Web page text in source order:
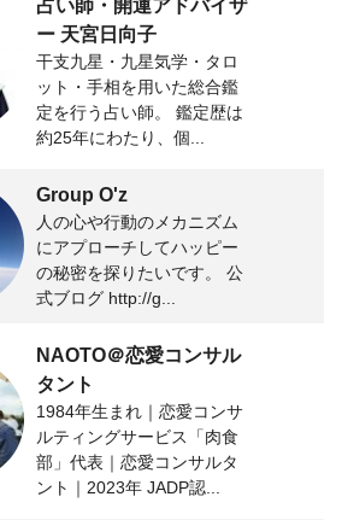
占い師・開運アドバイザ
ー 天宮日向子
干支九星・九星気学・タロ
ット・手相を用いた総合鑑
定を行う占い師。 鑑定歴は
約25年にわたり、個...
Group O'z
人の心や行動のメカニズム
にアプローチしてハッピー
の秘密を探りたいです。 公
式ブログ http://g...
NAOTO＠恋愛コンサル
タント
1984年生まれ｜恋愛コンサ
ルティングサービス「肉食
部」代表｜恋愛コンサルタ
ント｜2023年 JADP認...